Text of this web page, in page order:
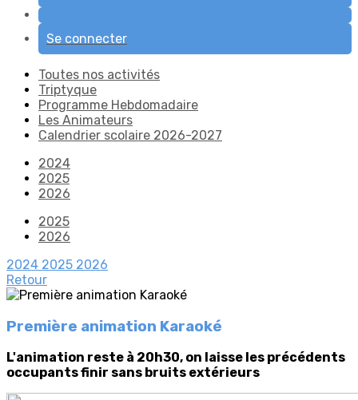
Se connecter
Toutes nos activités
Triptyque
Programme Hebdomadaire
Les Animateurs
Calendrier scolaire 2026-2027
2024
2025
2026
2025
2026
2024 2025 2026
Retour
Première animation Karaoké
L'animation reste à 20h30, on laisse les précédents
occupants finir sans bruits extérieurs